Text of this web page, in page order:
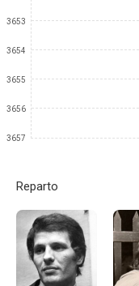
3653
3654
3655
3656
3657
Reparto